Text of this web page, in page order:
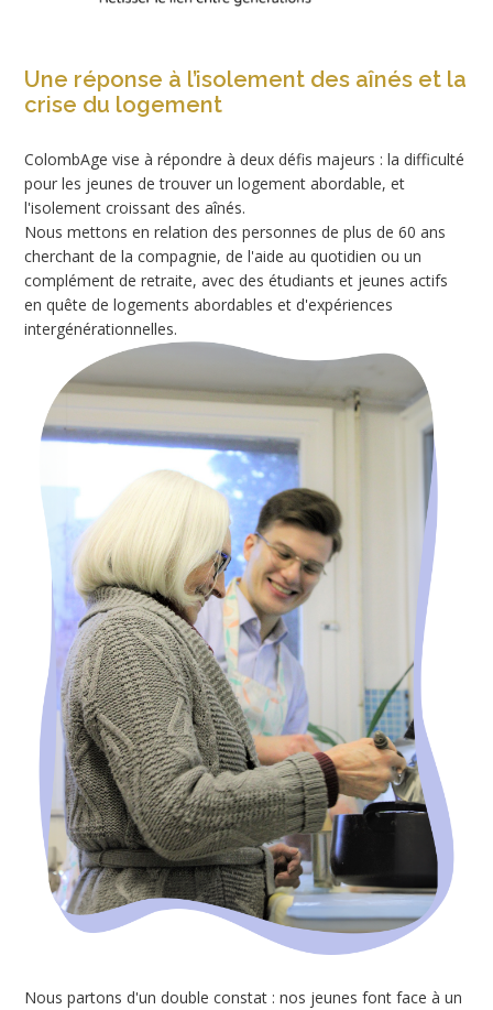
Une réponse à l’isolement des aînés et la
crise du logement
ColombAge vise à répondre à deux défis majeurs : la difficulté
pour les jeunes de trouver un logement abordable, et
l'isolement croissant des aînés.
Nous mettons en relation des personnes de plus de 60 ans
cherchant de la compagnie, de l'aide au quotidien ou un
complément de retraite, avec des étudiants et jeunes actifs
en quête de logements abordables et d'expériences
intergénérationnelles.
Nous partons d'un double constat : nos jeunes font face à un